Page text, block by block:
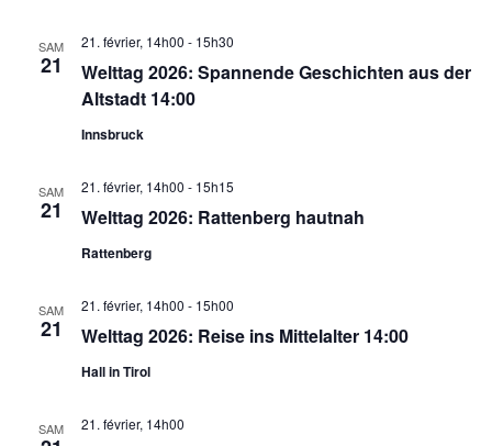
SAM
21
Welttag 2026: Spannende Geschichten aus der
Altstadt 14:00
21. février, 14h00 - 15h30
Innsbruck
SAM
21 Welttag 2026: Rattenberg hautnah
21. février, 14h00 - 15h15
Rattenberg
SAM
21 Welttag 2026: Reise ins Mittelalter 14:00
21. février, 14h00 - 15h00
Hall in Tirol
SAM 21. février, 14h00